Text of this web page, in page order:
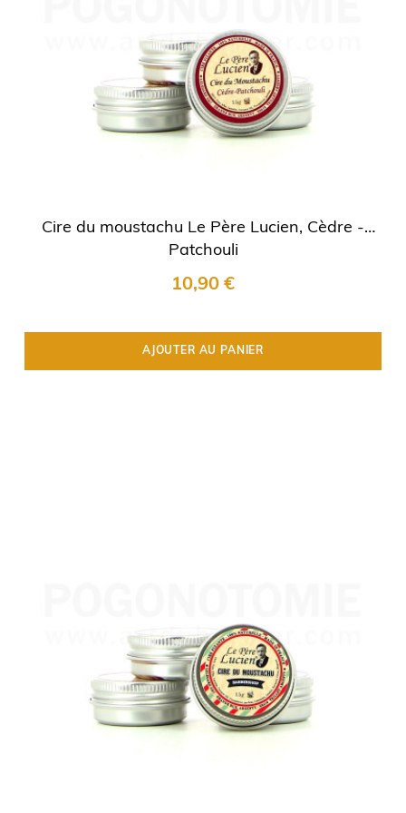
Cire du moustachu Le Père Lucien, Cèdre -
Patchouli
10,90 €
AJOUTER AU PANIER